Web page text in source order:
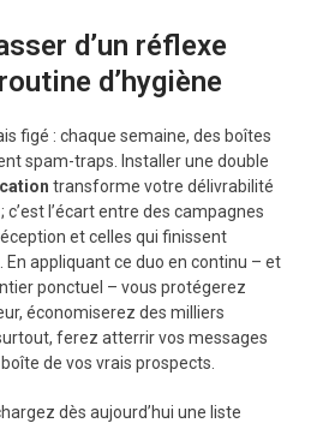
d’un réflexe
d’hygiène
figé : chaque semaine, des boîtes
spam-traps. Installer une double
transforme votre délivrabilité
l’écart entre des campagnes
et celles qui finissent
En appliquant ce duo en continu – et
ponctuel – vous protégerez
économiserez des milliers
ferez atterrir vos messages
de vos vrais prospects.
dès aujourd’hui une liste